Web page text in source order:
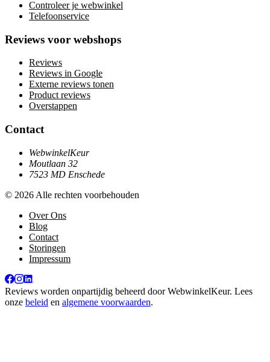
Controleer je webwinkel
Telefoonservice
Reviews voor webshops
Reviews
Reviews in Google
Externe reviews tonen
Product reviews
Overstappen
Contact
WebwinkelKeur
Moutlaan 32
7523 MD Enschede
© 2026 Alle rechten voorbehouden
Over Ons
Blog
Contact
Storingen
Impressum
Reviews worden onpartijdig beheerd doorWebwinkelKeur. Lees
onze beleid en algemene voorwaarden.